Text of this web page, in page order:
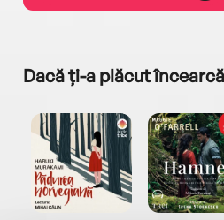
Dacă ți-a plăcut